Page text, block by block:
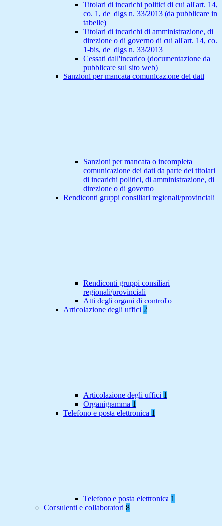
Titolari di incarichi politici di cui all'art. 14,
co. 1, del dlgs n. 33/2013 (da pubblicare in
tabelle)
Titolari di incarichi di amministrazione, di
direzione o di governo di cui all'art. 14, co.
1-bis, del dlgs n. 33/2013
Cessati dall'incarico (documentazione da
pubblicare sul sito web)
Sanzioni per mancata comunicazione dei dati
Sanzioni per mancata o incompleta
comunicazione dei dati da parte dei titolari
di incarichi politici, di amministrazione, di
direzione o di governo
Rendiconti gruppi consiliari regionali/provinciali
Rendiconti gruppi consiliari
regionali/provinciali
Atti degli organi di controllo
Articolazione degli uffici 2
Articolazione degli uffici 1
Organigramma 1
Telefono e posta elettronica 1
Telefono e posta elettronica 1
Consulenti e collaboratori 8